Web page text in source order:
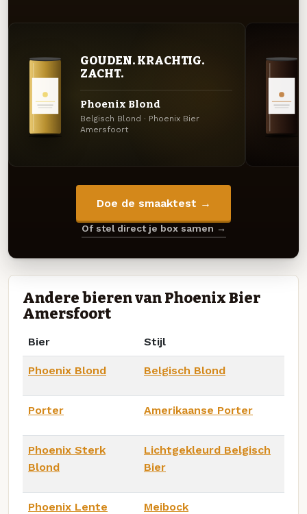
GOUDEN. KRACHTIG.
ZACHT.
Phoenix Blond
Belgisch Blond · Phoenix Bier
Amersfoort
Doe de smaaktest →
Of stel direct je box samen →
Andere bieren van Phoenix Bier
Amersfoort
Bier Stijl
Phoenix Blond Belgisch Blond
Porter Amerikaanse Porter
Phoenix Sterk
Blond
Lichtgekleurd Belgisch
Bier
Phoenix Lente Meibock